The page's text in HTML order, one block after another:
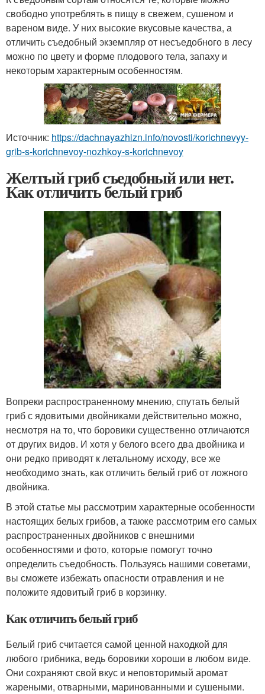
свободно употреблять в пищу в свежем, сушеном и
вареном виде. У них высокие вкусовые качества, а
отличить съедобный экземпляр от несъедобного в лесу
можно по цвету и форме плодового тела, запаху и
некоторым характерным особенностям.
Источник: https://dachnayazhizn.info/novosti/korichnevyy-
grib-s-korichnevoy-nozhkoy-s-korichnevoy
Желтый гриб съедобный или нет.
Как отличить белый гриб
Вопреки распространенному мнению, спутать белый
гриб с ядовитыми двойниками действительно можно,
несмотря на то, что боровики существенно отличаются
от других видов. И хотя у белого всего два двойника и
они редко приводят к летальному исходу, все же
необходимо знать, как отличить белый гриб от ложного
двойника.
В этой статье мы рассмотрим характерные особенности
настоящих белых грибов, а также рассмотрим его самых
распространенных двойников с внешними
особенностями и фото, которые помогут точно
определить съедобность. Пользуясь нашими советами,
вы сможете избежать опасности отравления и не
положите ядовитый гриб в корзинку.
Как отличить белый гриб
Белый гриб считается самой ценной находкой для
любого грибника, ведь боровики хороши в любом виде.
Они сохраняют свой вкус и неповторимый аромат
жареными, отварными, маринованными и сушеными.